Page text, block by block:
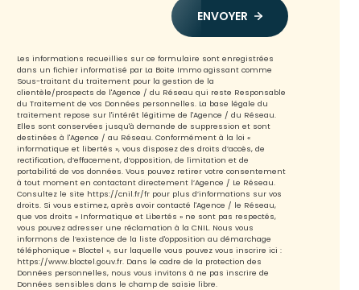
ENVOYER
Les informations recueillies sur ce formulaire sont enregistrées
dans un fichier informatisé par La Boite Immo agissant comme
Sous-traitant du traitement pour la gestion de la
clientèle/prospects de l'Agence / du Réseau qui reste Responsable
du Traitement de vos Données personnelles. La base légale du
traitement repose sur l'intérêt légitime de l'Agence / du Réseau.
Elles sont conservées jusqu'à demande de suppression et sont
destinées à l'Agence / au Réseau. Conformément à la loi «
informatique et libertés », vous disposez des droits d’accès, de
rectification, d’effacement, d’opposition, de limitation et de
portabilité de vos données. Vous pouvez retirer votre consentement
à tout moment en contactant directement l’Agence / Le Réseau.
Consultez le site https://cnil.fr/frpour plus d’informations sur vos
droits. Si vous estimez, après avoir contacté l'Agence / le Réseau,
que vos droits « Informatique et Libertés » ne sont pas respectés,
vous pouvez adresser une réclamation à la CNIL. Nous vous
informons de l’existence de la liste d'opposition au démarchage
téléphonique « Bloctel », sur laquelle vous pouvez vous inscrire ici :
https://www.bloctel.gouv.fr. Dans le cadre de la protection des
Données personnelles, nous vous invitons à ne pas inscrire de
Données sensibles dans le champ de saisie libre.